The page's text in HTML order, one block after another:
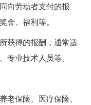
向劳动者支付的报
金、福利等。
获得的报酬，通常适
专业技术人员等。
老保险、医疗保险、